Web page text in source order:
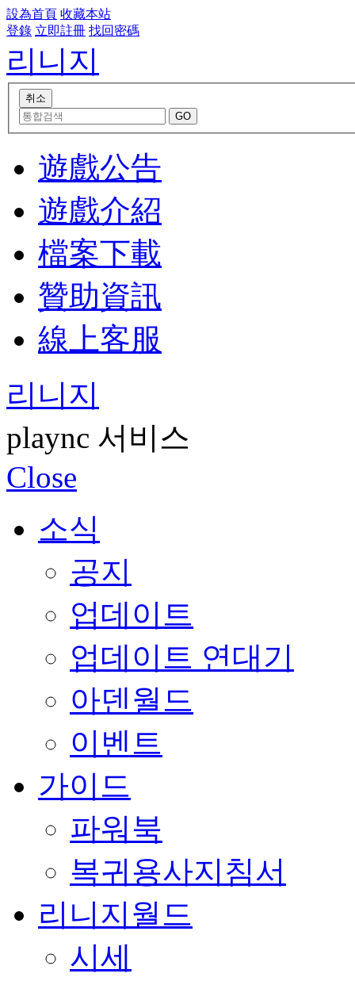
設為首頁 收藏本站
登錄 立即註冊 找回密碼
리니지
遊戲公告
遊戲介紹
檔案下載
贊助資訊
線上客服
리니지
plaync 서비스
Close
소식
공지
업데이트
업데이트 연대기
아덴월드
이벤트
가이드
파워북
복귀용사지침서
리니지월드
시세